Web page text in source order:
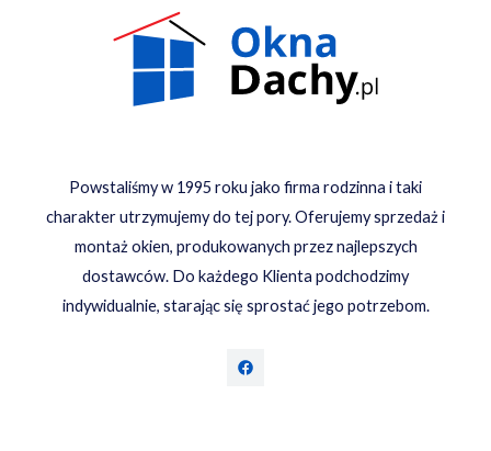
Powstaliśmy w 1995 roku jako firma rodzinna i taki
charakter utrzymujemy do tej pory. Oferujemy sprzedaż i
montaż okien, produkowanych przez najlepszych
dostawców. Do każdego Klienta podchodzimy
indywidualnie, starając się sprostać jego potrzebom.